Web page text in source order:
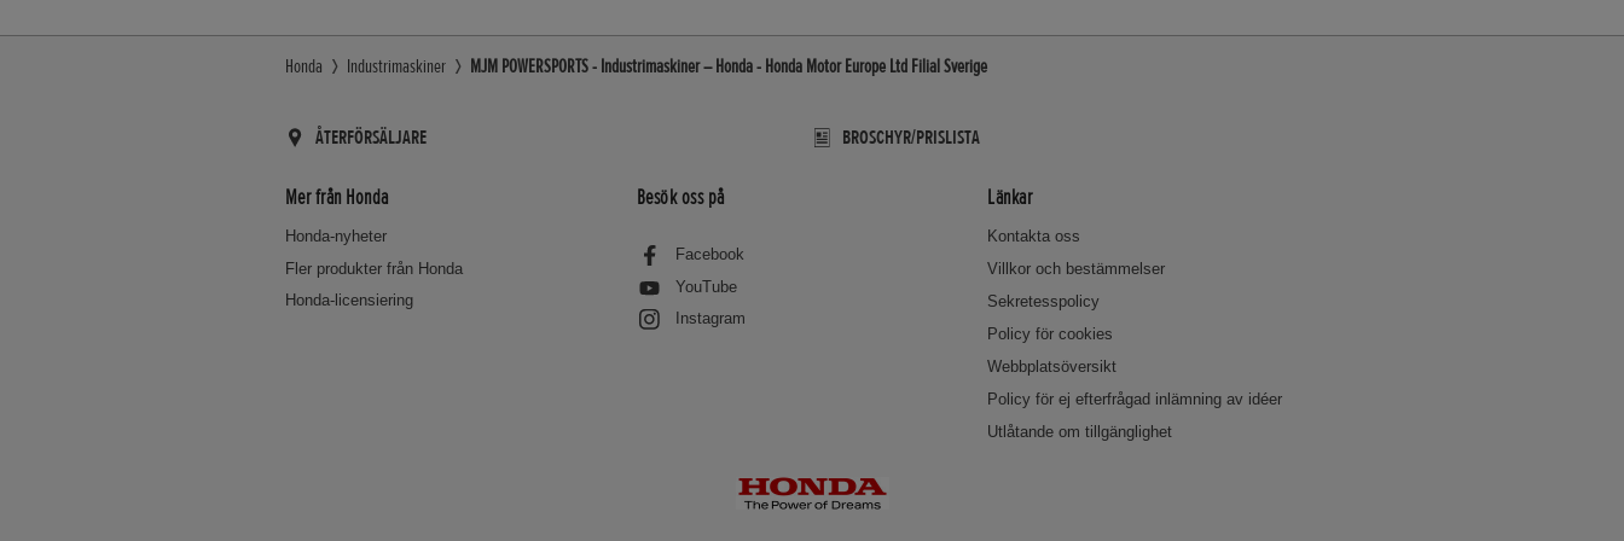
Honda Industrimaskiner MJM POWERSPORTS - Industrimaskiner – Honda - Honda Motor Europe Ltd Filial Sverige
ÅTERFÖRSÄLJARE BROSCHYR/PRISLISTA
Mer från Honda
Honda-nyheter
Fler produkter från Honda
Honda-licensiering
Besök oss på
Facebook
YouTube
Instagram
Länkar
Kontakta oss
Villkor och bestämmelser
Sekretesspolicy
Policy för cookies
Webbplatsöversikt
Policy för ej efterfrågad inlämning av idéer
Utlåtande om tillgänglighet